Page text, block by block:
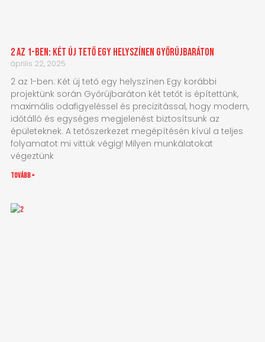
2 az 1-ben: Két új tető egy helyszínen Győrújbaráton
április 22, 2025
2 az 1-ben: Két új tető egy helyszínen Egy korábbi
projektünk során Győrújbaráton két tetőt is építettünk,
maximális odafigyeléssel és precizitással, hogy modern,
időtálló és egységes megjelenést biztosítsunk az
épületeknek. A tetőszerkezet megépítésén kívül a teljes
folyamatot mi vittük végig! Milyen munkálatokat
végeztünk
tovább »